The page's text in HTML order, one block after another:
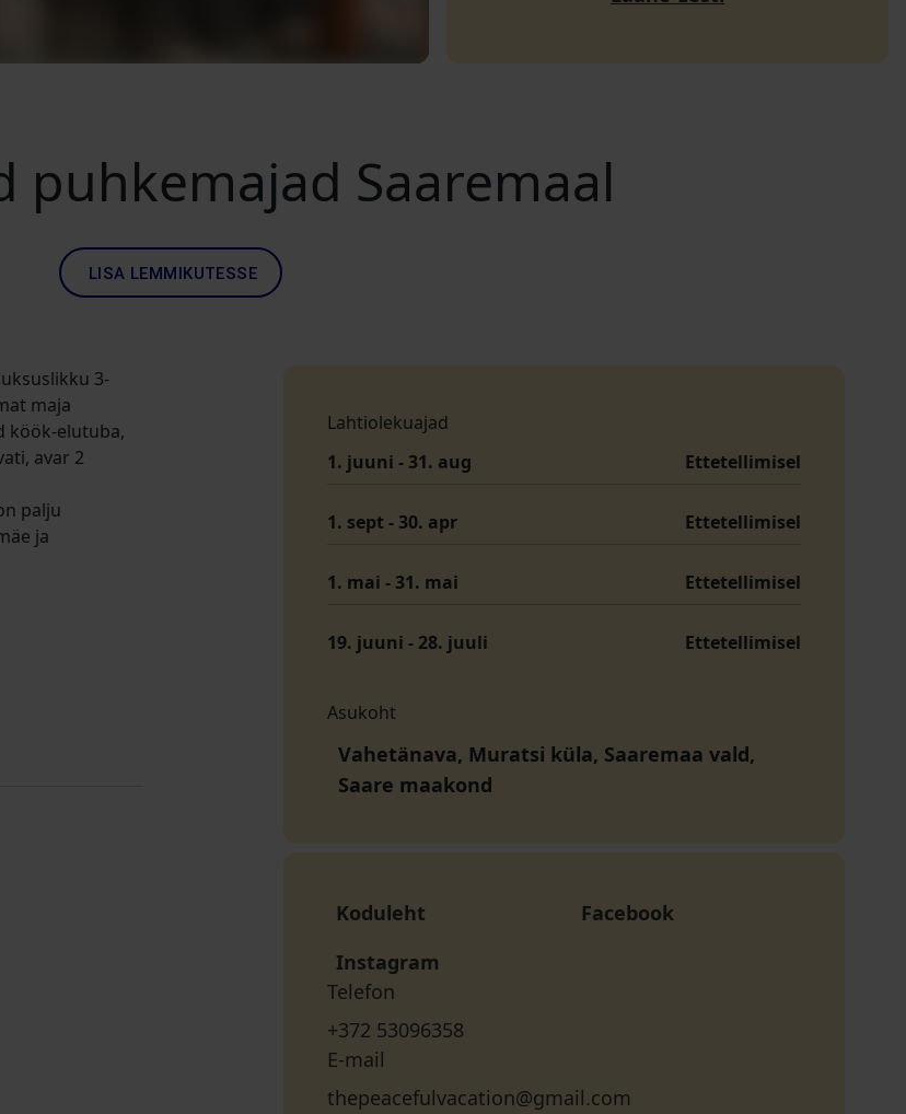
puhkemajad Saaremaal
LISA LEMMIKUTESSE
3-
maja
köök-elutuba,
avar 2
palju
ja
Lahtiolekuajad
1. juuni - 31. aug
Ettetellimisel
1. sept - 30. apr Ettetellimisel
1. mai - 31. mai Ettetellimisel
19. juuni - 28. juuli Ettetellimisel
Asukoht
Vahetänava, Muratsi küla, Saaremaa vald,
Saare maakond
Koduleht
Facebook
Instagram
Telefon
+372 53096358
E-mail
thepeacefulvacation@gmail.com